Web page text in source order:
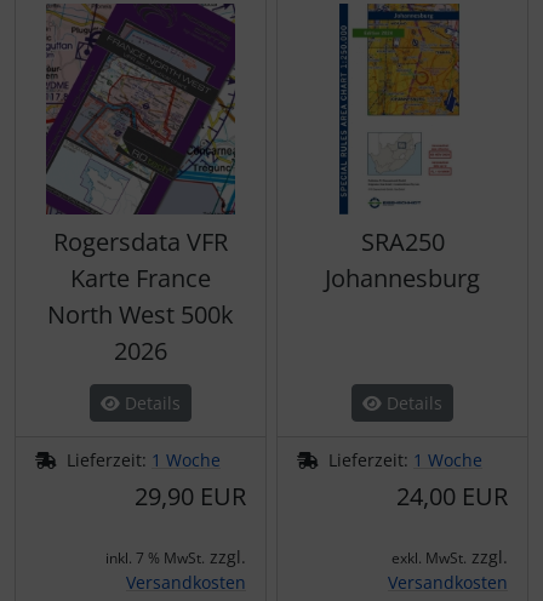
Rogersdata VFR
Karte France
North West 500k
2026
Details
Lieferzeit: 1 Woche
29,90 EUR
inkl. 7 % MwSt. zzgl.
Versandkosten
SRA250
Johannesburg
Details
Lieferzeit: 1 Woche
24,00 EUR
exkl. MwSt. zzgl.
Versandkosten